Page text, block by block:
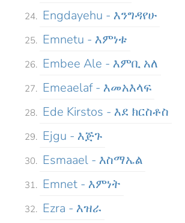
Engdayehu - እንግዳየሁ
Emnetu - እምነቱ
Embee Ale - እምቢ አለ
Emeaelaf - እመአእላፍ
Ede Kirstos - እደ ክርስቶስ
Ejgu - እጅጉ
Esmaael - እስማኤል
Emnet - እምነት
Ezra - እዝራ